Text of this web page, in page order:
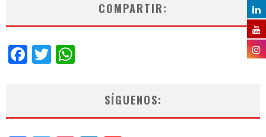
COMPARTIR:
Facebook
Twitter
SÍGUENOS: